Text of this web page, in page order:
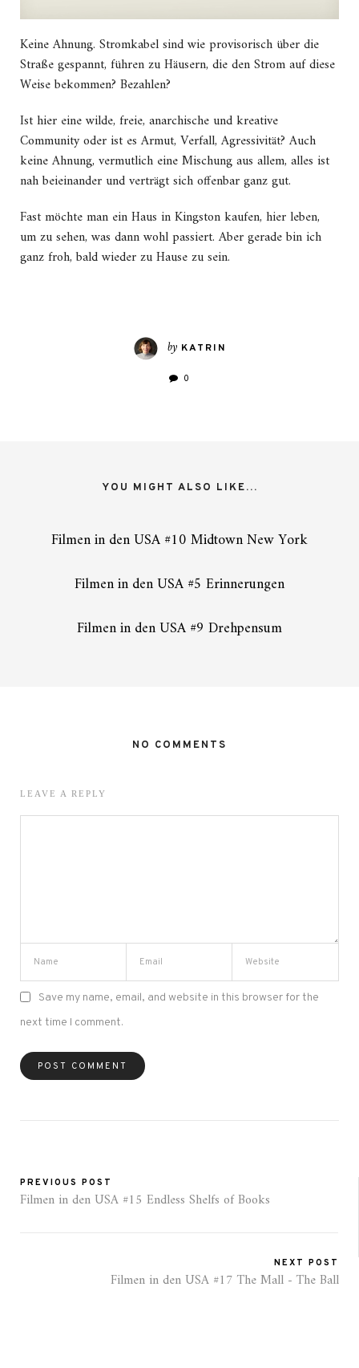
Keine Ahnung. Stromkabel sind wie provisorisch über die
Straße gespannt, führen zu Häusern, die den Strom auf diese
Weise bekommen? Bezahlen?
Ist hier eine wilde, freie, anarchische und kreative
Community oder ist es Armut, Verfall, Agressivität? Auch
keine Ahnung, vermutlich eine Mischung aus allem, alles ist
nah beieinander und verträgt sich offenbar ganz gut.
Fast möchte man ein Haus in Kingston kaufen, hier leben,
um zu sehen, was dann wohl passiert. Aber gerade bin ich
ganz froh, bald wieder zu Hause zu sein.
by KATRIN
0
YOU MIGHT ALSO LIKE...
Filmen in den USA #10 Midtown New York
Filmen in den USA #5 Erinnerungen
Filmen in den USA #9 Drehpensum
NO COMMENTS
LEAVE A REPLY
Save my name, email, and website in this browser for the
next time I comment.
PREVIOUS POST
Filmen in den USA #15 Endless Shelfs of Books
NEXT POST
Filmen in den USA #17 The Mall - The Ball